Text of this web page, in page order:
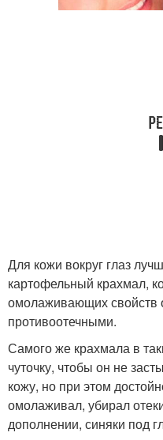
Для кожи вокруг глаз
картофельный крахмал,
омолаживающих свойств
противоотечными.
Самого же крахмала в
чуточку, чтобы он не
кожу, но при этом
омолаживал, убирал
дополнении, синяки под